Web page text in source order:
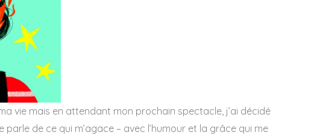
vie mais en attendant mon prochain spectacle, j’ai décidé
de ce qui m’agace – avec l’humour et la grâce qui me